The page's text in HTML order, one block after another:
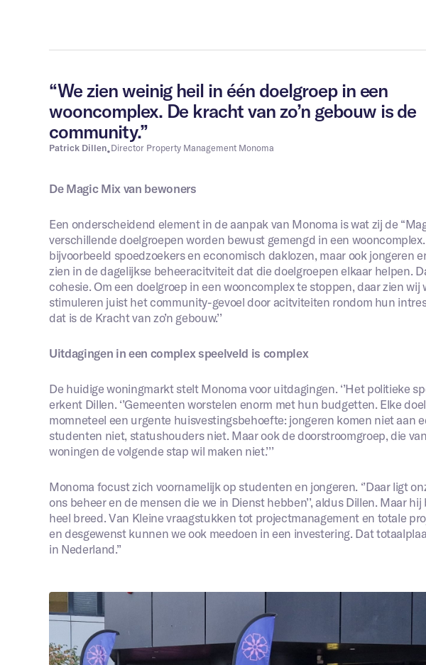
“We zien weinig heil in één doelgroep in een
wooncomplex. De kracht van zo’n gebouw is de
community.”
Patrick Dillen•Director Property Management Monoma
De Magic Mix van bewoners
Een onderscheidend element in de aanpak van Monoma is wat zij de
verschillende doelgroepen worden bewust gemengd in een wooncomplex.
bijvoorbeeld spoedzoekers en economisch daklozen, maar ook jongeren
zien in de dagelijkse beheeracitviteit dat die doelgroepen elkaar helpen.
cohesie. Om een doelgroep in een wooncomplex te stoppen, daar zien wij
stimuleren juist het community-gevoel door acitviteiten rondom hun
dat is de Kracht van zo’n gebouw.’’
Uitdagingen in een complex speelveld is complex
De huidige woningmarkt stelt Monoma voor uitdagingen. ‘’Het politieke
erkent Dillen. ‘’Gemeenten worstelen enorm met hun budgetten. Elke
momneteel een urgente huisvestingsbehoefte: jongeren komen niet aan
studenten niet, statushouders niet. Maar ook de doorstroomgroep, die
woningen de volgende stap wil maken niet.’’’
Monoma focust zich voornamelijk op studenten en jongeren. ‘’Daar ligt
ons beheer en de mensen die we in Dienst hebben’’, aldus Dillen. Maar hij
heel breed. Van Kleine vraagstukken tot projectmanagement en totale
en desgewenst kunnen we ook meedoen in een investering. Dat
in Nederland.’’